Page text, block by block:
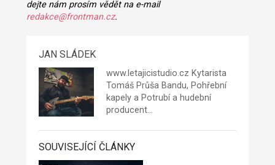
dejte nám prosím vědět na e-mail
redakce@frontman.cz.
JAN SLÁDEK
www.letajicistudio.cz Kytarista
TomášPrůša Bandu, Pohřební
kapelya Potrubía hudební
producent…
SOUVISEJÍCÍ ČLÁNKY